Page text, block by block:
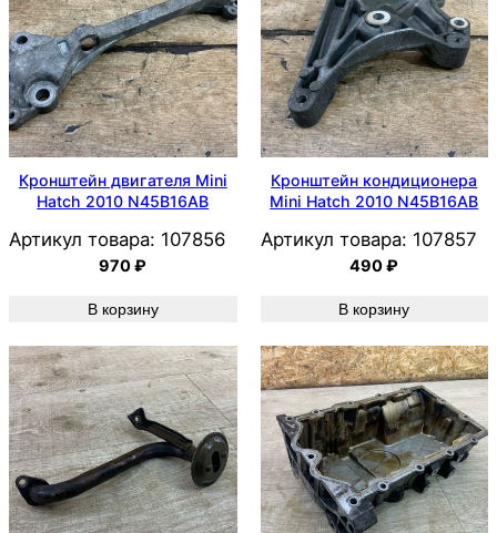
Кронштейн двигателя Mini
Hatch 2010 N45B16AB
Артикул товара: 107856
970₽
В корзину
Кронштейн кондиционера
Mini Hatch 2010 N45B16AB
Артикул товара: 107857
490₽
В корзину